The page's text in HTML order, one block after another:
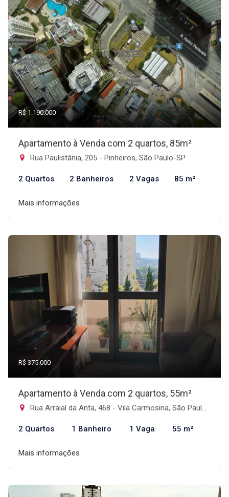
R$ 1.190.000
Apartamento à Venda com 2 quartos, 85m²
Rua Paulistânia, 205 - Pinheiros, São Paulo-SP
2 Quartos 2 Banheiros 2 Vagas 85 m²
Mais informações
R$ 375.000
Apartamento à Venda com 2 quartos, 55m²
Rua Arraial da Anta, 468 - Vila Carmosina, São Paulo-SP
2 Quartos 1 Banheiro 1 Vaga 55 m²
Mais informações